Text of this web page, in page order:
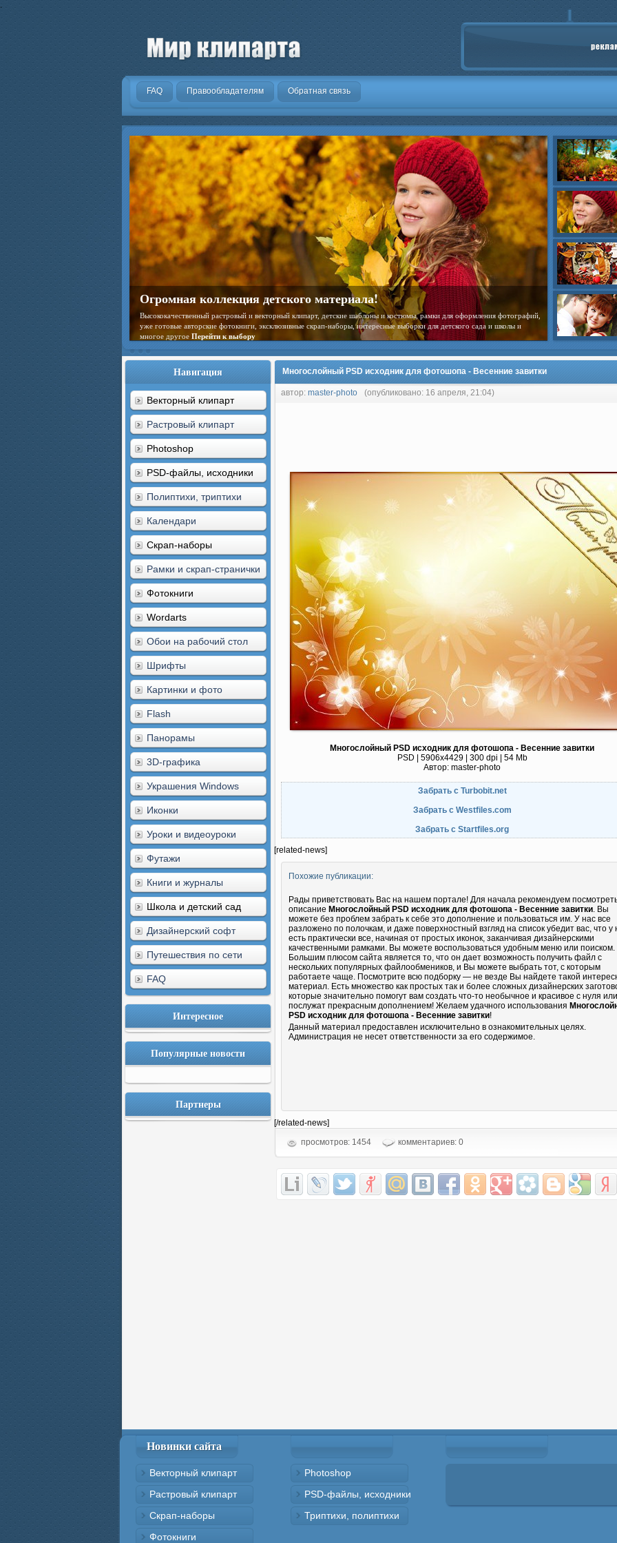
.
FAQ Правообладателям Обратная связь
Огромная коллекция детского материала!
Высококачественный растровый и векторный клипарт, детские шаблоны и костюмы, рамки для оформления фотографий,
уже готовые авторские фотокниги, эксклюзивные скрап-наборы, интересные выборки для детского сада и школы и
многое другое Перейти к выбору
Навигация
Векторный клипарт
Растровый клипарт
Photoshop
PSD-файлы, исходники
Полиптихи, триптихи
Календари
Скрап-наборы
Рамки и скрап-странички
Фотокниги
Wordarts
Обои на рабочий стол
Шрифты
Картинки и фото
Flash
Панорамы
3D-графика
Украшения Windows
Иконки
Уроки и видеоуроки
Футажи
Книги и журналы
Школа и детский сад
Дизайнерский софт
Путешествия по сети
FAQ
Интересное
Популярные новости
Партнеры
Многослойный PSD исходник для фотошопа - Весенние завитки
автор: master-photo (опубликовано: 16 апреля, 21:04)
Многослойный PSD исходник для фотошопа - Весенние завитки
PSD | 5906x4429 | 300 dpi | 54 Mb
Автор: master-photo
Забрать с Turbobit.net
Забрать с Westfiles.com
Забрать с Startfiles.org
[related-news]
Похожие публикации:
Рады приветствовать Вас на нашем портале! Для начала рекомендуем
описание Многослойный PSD исходник для фотошопа - Весенние завитки. Вы
можете без проблем забрать к себе это дополнение и пользоваться им. У нас все
разложено по полочкам, и даже поверхностный взгляд на список убедит вас, что у
есть практически все, начиная от простых иконок, заканчивая дизайнерскими
качественными рамками. Вы можете воспользоваться удобным меню или поиском.
Большим плюсом сайта является то, что он дает возможность получить файл с
нескольких популярных файлообмеников, и Вы можете выбрать тот, с которым
работаете чаще. Посмотрите всю подборку — не везде Вы найдете такой
материал. Есть множество как простых так и более сложных дизайнерских
которые значительно помогут вам создать что-то необычное и красивое с нуля или
послужат прекрасным дополнением! Желаем удачного использования
PSD исходник для фотошопа - Весенние завитки!
Данный материал предоставлен исключительно в ознакомительных целях.
Администрация не несет ответственности за его содержимое.
[/related-news]
просмотров: 1454
комментариев: 0
Новинки сайта
Векторный клипарт
Растровый клипарт
Скрап-наборы
Фотокниги
Photoshop
PSD-файлы, исходники
Триптихи, полиптихи